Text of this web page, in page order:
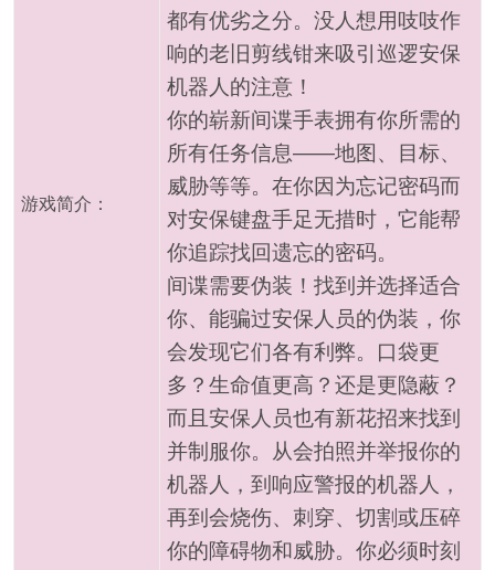
游戏简介：
都有优劣之分。没人想用吱吱作
响的老旧剪线钳来吸引巡逻安保
机器人的注意！
你的崭新间谍手表拥有你所需的
所有任务信息——地图、目标、
威胁等等。在你因为忘记密码而
对安保键盘手足无措时，它能帮
你追踪找回遗忘的密码。
间谍需要伪装！找到并选择适合
你、能骗过安保人员的伪装，你
会发现它们各有利弊。口袋更
多？生命值更高？还是更隐蔽？
而且安保人员也有新花招来找到
并制服你。从会拍照并举报你的
机器人，到响应警报的机器人，
再到会烧伤、刺穿、切割或压碎
你的障碍物和威胁。你必须时刻